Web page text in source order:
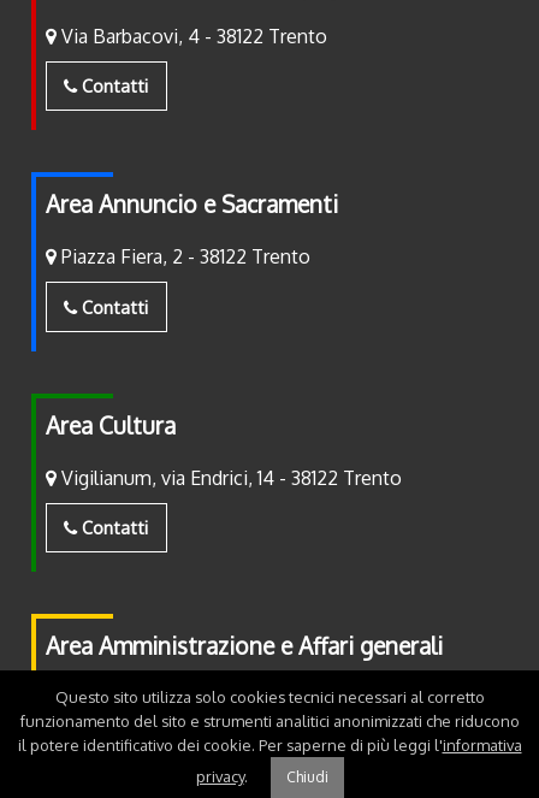
Via Barbacovi, 4 - 38122 Trento
Contatti
Area Annuncio e Sacramenti
Piazza Fiera, 2 - 38122 Trento
Contatti
Area Cultura
Vigilianum, via Endrici, 14 - 38122 Trento
Contatti
Area Amministrazione e Affari generali
Piazza Fiera, 2 - 38122 Trento
Contatti
Questo sito utilizza solo cookies tecnici necessari al corretto
funzionamento del sito e strumenti analitici anonimizzati che riducono
il potere identificativo dei cookie. Per saperne di più leggi l'informativa
privacy. Chiudi